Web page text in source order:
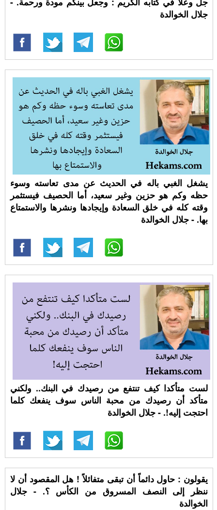
جلال الخوالدة
يشغل الغبي باله في الحديث عن مدى تعاسته وسوء
حظه وكم هو حزين وغير سعيد، أما الحصيف فيستثمر
وقته كله في خلق السعادة وإيجادها ونشرها والاستمتاع
بها. - جلال الخوالدة
لست متأكدا كيف تنتفع من رصيدك في البنك.. ولكني
متأكد أن رصيدك من محبة الناس سوف ينفعك كلما
احتجت إليه!. - جلال الخوالدة
يقولون : حاول دائماً أن تبقى متفائلاً ! هل المقصود أن لا
ننظر إلى النصف المسروق من الكأس ؟. - جلال
الخوالدة